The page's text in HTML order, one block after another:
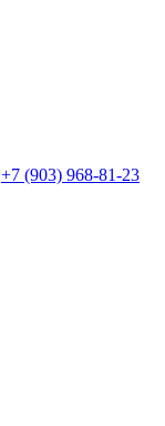
+7 (903) 968-81-23